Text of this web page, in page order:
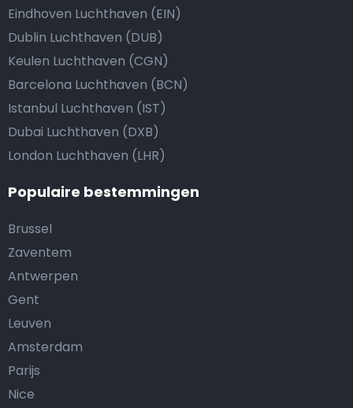
Eindhoven Luchthaven (EIN)
Dublin Luchthaven (DUB)
Keulen Luchthaven (CGN)
Barcelona Luchthaven (BCN)
Istanbul Luchthaven (IST)
Dubai Luchthaven (DXB)
London Luchthaven (LHR)
Populaire bestemmingen
Brussel
Zaventem
Antwerpen
Gent
Leuven
Amsterdam
Parijs
Nice